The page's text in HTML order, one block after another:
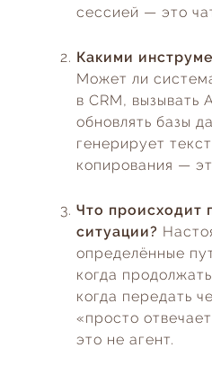
сессией — это
Какими
Может ли
в CRM, вызывать
обновлять базы
генерирует
копирования —
Что происходит
ситуации?
определённые
когда
когда передать
«просто
это не агент.